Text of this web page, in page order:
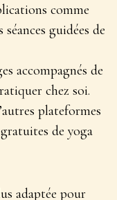
comme
guidées de
accompagnés de
chez soi.
plateformes
de yoga
adaptée pour